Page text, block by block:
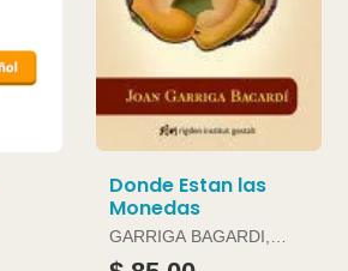
Donde Estan las
Monedas
GARRIGA BAGARDI,
JOAN